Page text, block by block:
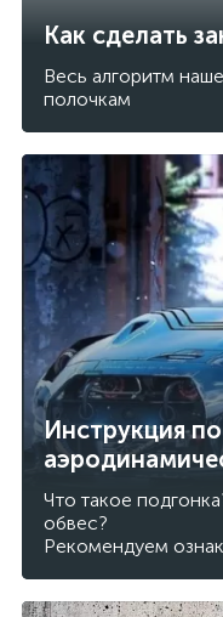
Как сделать
Весь алгоритм
полочкам
Инструкция
Что такое
обвес?
Рекомендуем